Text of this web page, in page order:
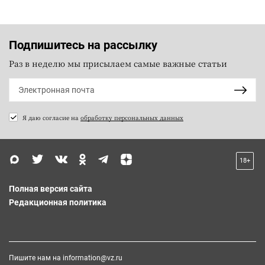
Подпишитесь на рассылку
Раз в неделю мы присылаем самые важные статьи
Я даю согласие на обработку персональных данных
18+
Полная версия сайта
Редакционная политика
Пишите нам на information@vz.ru